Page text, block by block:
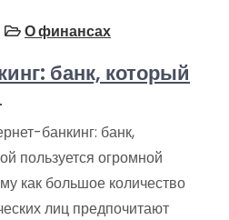
О финансах
банк, который
банкинг: банк,
пользуется огромной
как большое количество
лиц предпочитают